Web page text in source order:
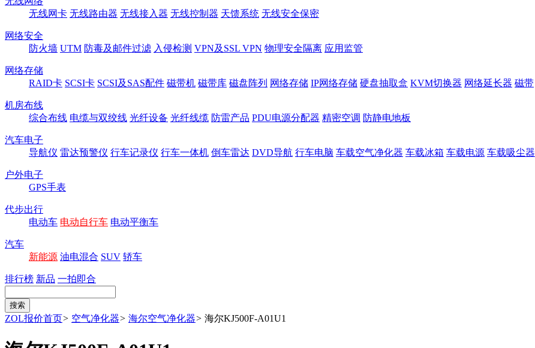
无线网卡 无线路由器 无线接入器 无线控制器 天馈系统 无线安全保密
网络安全
防火墙 UTM 防毒及邮件过滤 入侵检测 VPN及SSL VPN 物理安全隔离 应用监管
网络存储
RAID卡 SCSI卡 SCSI及SAS配件 磁带机 磁带库 磁盘阵列 网络存储 IP网络存储 硬盘抽取盒 KVM切换器 网络延长器 磁带
机房布线
综合布线 电缆与双绞线 光纤设备 光纤线缆 防雷产品 PDU电源分配器 精密空调 防静电地板
汽车电子
导航仪 雷达预警仪 行车记录仪 行车一体机 倒车雷达 DVD导航 行车电脑 车载空气净化器 车载冰箱 车载电源 车载吸尘器
户外电子
GPS手表
代步出行
电动车 电动自行车 电动平衡车
汽车
新能源 油电混合 SUV 轿车
排行榜 新品 一拍即合
ZOL报价首页> 空气净化器> 海尔空气净化器> 海尔KJ500F-A01U1